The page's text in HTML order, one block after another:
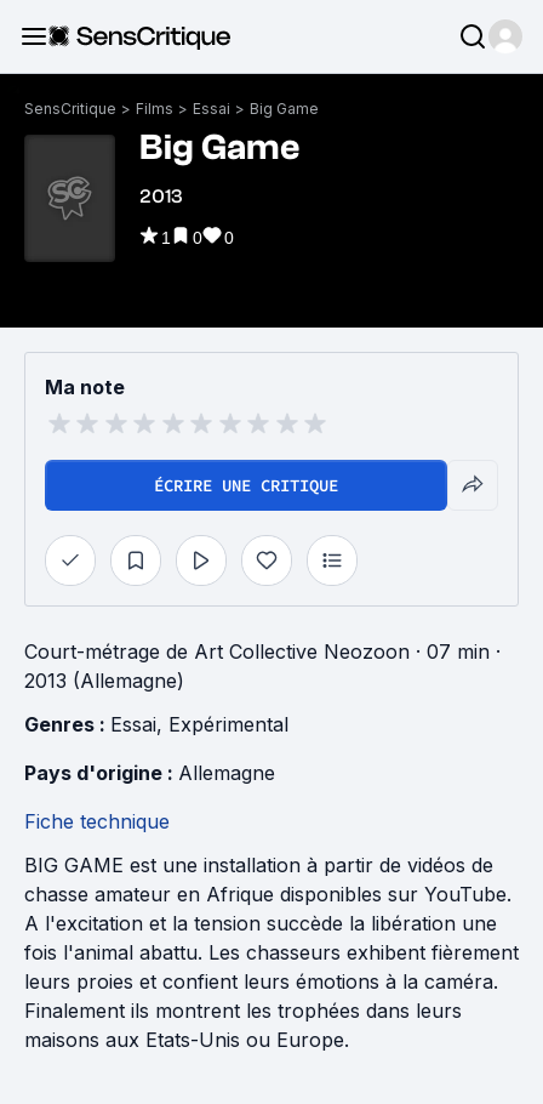
SensCritique > Films > Essai > Big Game
Big Game
2013
1 0 0
Ma note
ÉCRIRE UNE CRITIQUE
Court-métrage de Art Collective Neozoon · 07 min ·
2013 (Allemagne)
Genres : Essai, Expérimental
Pays d'origine : Allemagne
Fiche technique
BIG GAME est une installation à partir de vidéos de
chasse amateur en Afrique disponibles sur YouTube.
A l'excitation et la tension succède la libération une
fois l'animal abattu. Les chasseurs exhibent fièrement
leurs proies et confient leurs émotions à la caméra.
Finalement ils montrent les trophées dans leurs
maisons aux Etats-Unis ou Europe.